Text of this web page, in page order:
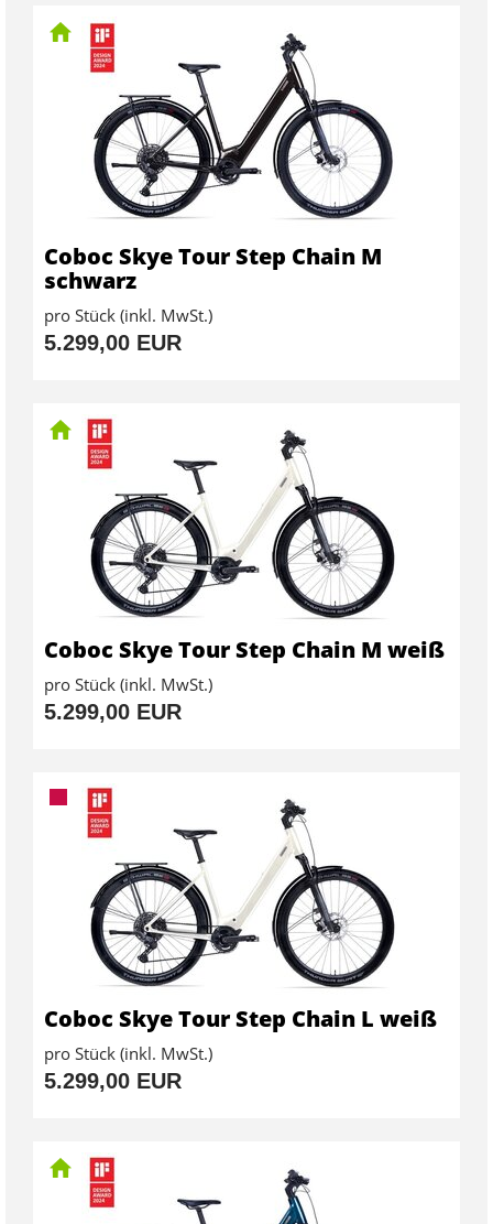
Coboc Skye Tour Step Chain M
schwarz
pro Stück (inkl. MwSt.)
5.299,00 EUR
Coboc Skye Tour Step Chain M weiß
pro Stück (inkl. MwSt.)
5.299,00 EUR
Coboc Skye Tour Step Chain L weiß
pro Stück (inkl. MwSt.)
5.299,00 EUR